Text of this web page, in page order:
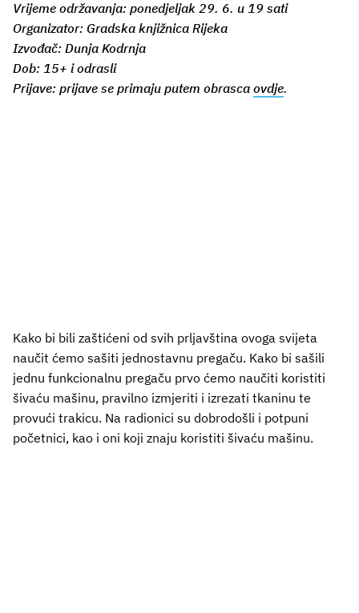
Vrijeme održavanja: ponedjeljak 29. 6. u 19 sati
Organizator: Gradska knjižnica Rijeka
Izvođač: Dunja Kodrnja
Dob: 15+ i odrasli
Prijave: prijave se primaju putem obrasca ovdje.
Kako bi bili zaštićeni od svih prljavština ovoga svijeta
naučit ćemo sašiti jednostavnu pregaču. Kako bi sašili
jednu funkcionalnu pregaču prvo ćemo naučiti koristiti
šivaću mašinu, pravilno izmjeriti i izrezati tkaninu te
provući trakicu. Na radionici su dobrodošli i potpuni
početnici, kao i oni koji znaju koristiti šivaću mašinu.